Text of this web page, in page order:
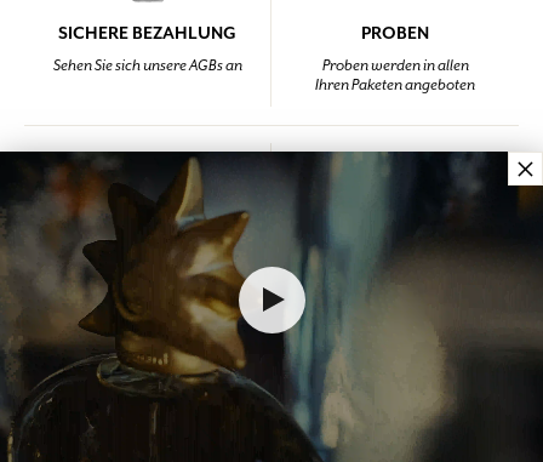
SICHERE BEZAHLUNG
Sehen Sie sich unsere AGBs an
PROBEN
Proben werden in allen
Ihren Paketen angeboten
TREUE
Jeder Einkauf
(ohne Rabatt) bringt
Ihnen Punkte
STARTSEITE LEBENSSTIL
×